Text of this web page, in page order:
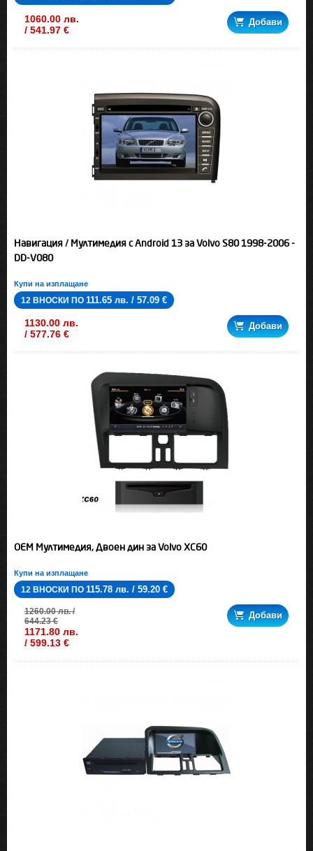
1060.00 лв.
/ 541.97 €
Добави
Навигация / Мултимедия с Android 13 за Volvo S80 1998-2006 -
DD-V080
Купи на изплащане
12 ВНОСКИ ПО 111.65 лв. / 57.09 €
1130.00 лв.
/ 577.76 €
Добави
OEM Мултимедия, Двоен дин за Volvo XC60
Купи на изплащане
12 ВНОСКИ ПО 115.78 лв. / 59.20 €
1260.00 лв. /
644.23 €
1171.80 лв.
/ 599.13 €
Добави